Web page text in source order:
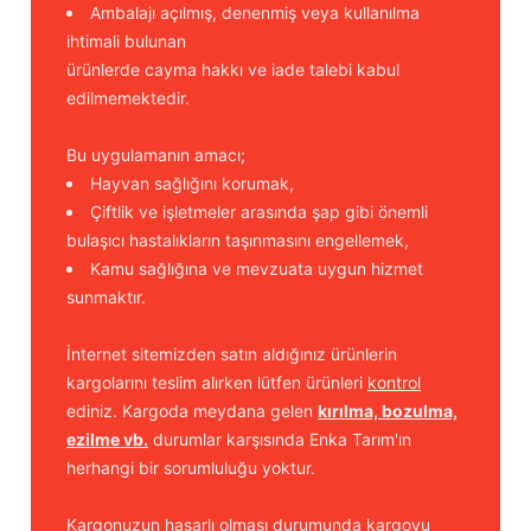
Ambalajı açılmış, denenmiş veya kullanılma
ihtimali bulunan
ürünlerde cayma hakkı ve iade talebi kabul
edilmemektedir.
Bu uygulamanın amacı;
Hayvan sağlığını korumak,
Çiftlik ve işletmeler arasında şap gibi önemli
bulaşıcı hastalıkların taşınmasını engellemek,
Kamu sağlığına ve mevzuata uygun hizmet
sunmaktır.
İnternet sitemizden satın aldığınız ürünlerin
kargolarını teslim alırken lütfen ürünleri kontrol
ediniz. Kargoda meydana gelen kırılma, bozulma,
ezilme vb. durumlar karşısında Enka Tarım'ın
herhangi bir sorumluluğu yoktur.
Kargonuzun hasarlı olması durumunda kargoyu